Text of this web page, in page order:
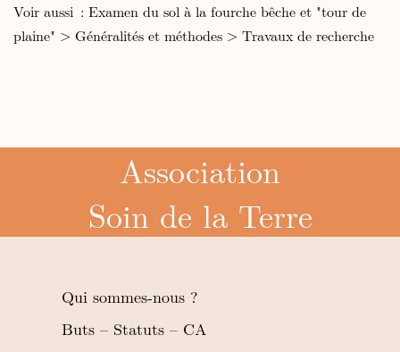
Voir aussi : Examen du sol à la fourche bêche et "tour de
plaine" > Généralités et méthodes > Travaux de recherche
Association
Soin de la Terre
Qui sommes-nous ?
Buts – Statuts – CA